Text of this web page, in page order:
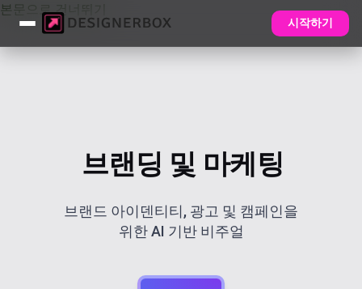
본문으로 건너뛰기
시작하기
브랜딩 및 마케팅
브랜드 아이덴티티, 광고 및 캠페인을
위한 AI 기반 비주얼